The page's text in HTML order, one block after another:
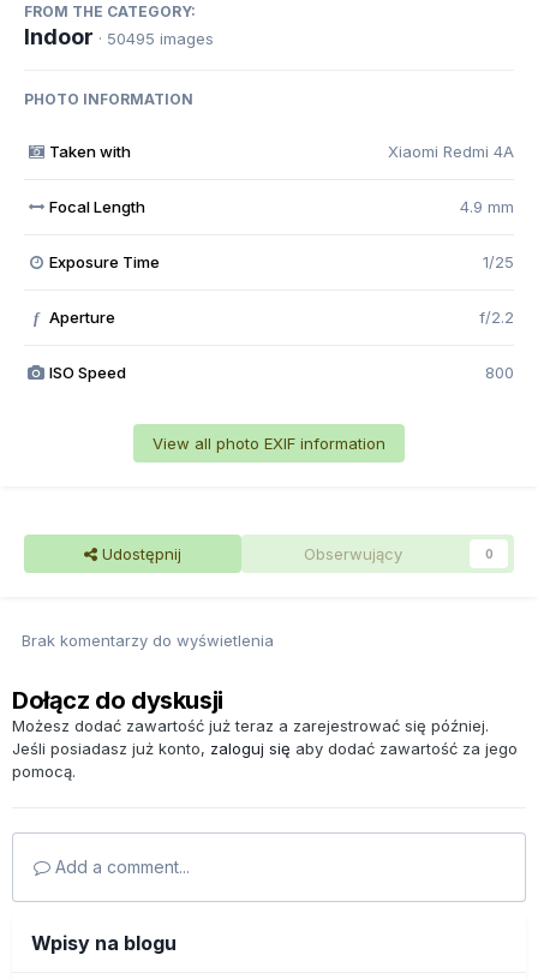
FROM THE CATEGORY:
Indoor · 50495 images
PHOTO INFORMATION
Taken with Xiaomi Redmi 4A
Focal Length 4.9 mm
Exposure Time 1/25
f Aperture f/2.2
ISO Speed 800
View all photo EXIF information
Udostępnij Obserwujący 0
Brak komentarzy do wyświetlenia
Dołącz do dyskusji
Możesz dodać zawartość już teraz a zarejestrować się później.
Jeśli posiadasz już konto, zaloguj się aby dodać zawartość za jego
pomocą.
Add a comment...
Wpisy na blogu